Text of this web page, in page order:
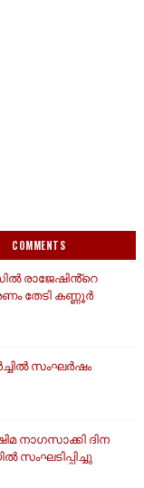
COMMENTS
രാജേഷിൻ്റെ
തേടി കണ്ണൂർ
സംഘര്‍ഷം
നാഗസാക്കി ദിന
സംഘടിപ്പിച്ചു